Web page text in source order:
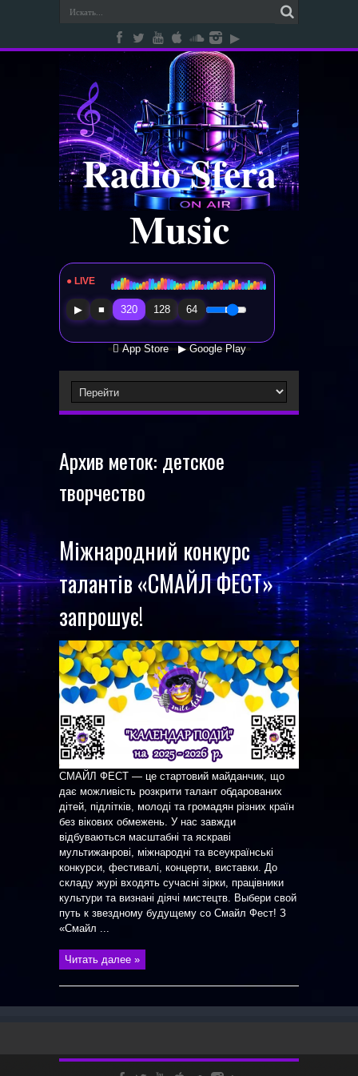
Radio Sfera
Music
● LIVE Radio Sfera Music
▶ ■ 320 128 64
 App Store ▶ Google Play
Архив меток: детское
творчество
Міжнародний конкурс
талантів «СМАЙЛ ФЕСТ»
запрошує!
СМАЙЛ ФЕСТ — це стартовий майданчик, що
дає можливість розкрити талант обдарованих
дітей, підлітків, молоді та громадян різних країн
без вікових обмежень. У нас завжди
відбуваються масштабні та яскраві
мультижанрові, міжнародні та всеукраїнські
конкурси, фестивалі, концерти, виставки. До
складу журі входять сучасні зірки, працівники
культури та визнані діячі мистецтв. Выбери свой
путь к звездному будущему со Смайл Фест! З
«Смайл ...
Читать далее »